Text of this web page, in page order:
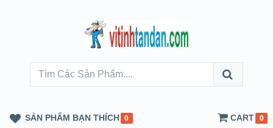
SẢN PHẨM BẠN THÍCH 0 CART 0